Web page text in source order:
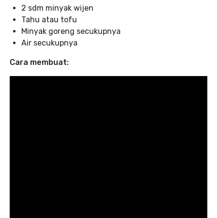
2 sdm minyak wijen
Tahu atau tofu
Minyak goreng secukupnya
Air secukupnya
Cara membuat: